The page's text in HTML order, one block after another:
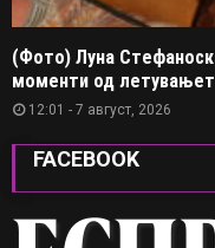
(Фото) Луна
моменти од
12:01 - 7 август, 2026
FACEBOOK